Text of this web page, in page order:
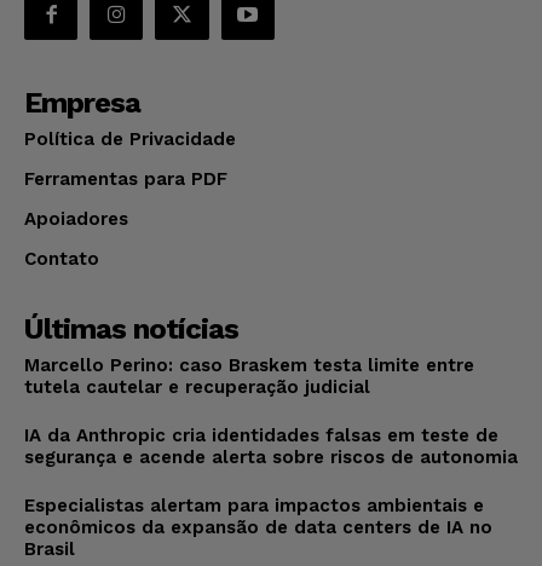
Empresa
Política de Privacidade
Ferramentas para PDF
Apoiadores
Contato
Últimas notícias
Marcello Perino: caso Braskem testa limite entre
tutela cautelar e recuperação judicial
IA da Anthropic cria identidades falsas em teste de
segurança e acende alerta sobre riscos de autonomia
Especialistas alertam para impactos ambientais e
econômicos da expansão de data centers de IA no
Brasil